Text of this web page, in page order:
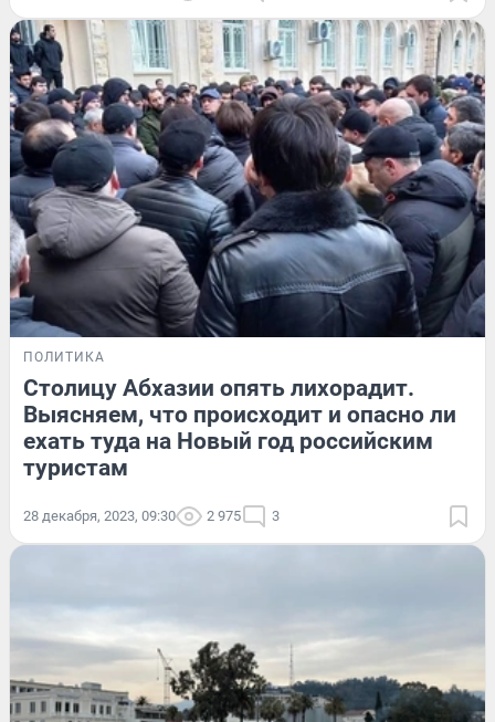
ПОЛИТИКА
Столицу Абхазии опять лихорадит.
Выясняем, что происходит и опасно ли
ехать туда на Новый год российским
туристам
28 декабря, 2023, 09:30 2 975 3